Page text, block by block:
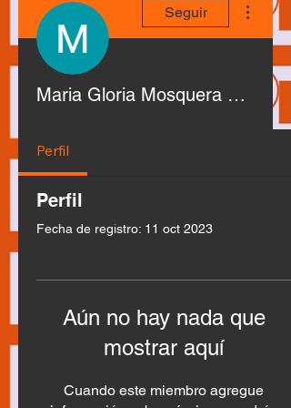
Seguir
Maria Gloria Mosquera Caicedo
Perfil
Perfil
Fecha de registro: 11 oct 2023
Aún no hay nada que
mostrar aquí
Cuando este miembro agregue